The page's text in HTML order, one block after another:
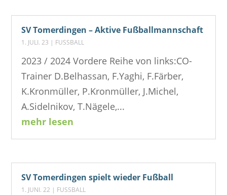
SV Tomerdingen – Aktive Fußballmannschaft
1. JULI. 23 | FUSSBALL
2023 / 2024 Vordere Reihe von links:CO-
Trainer D.Belhassan, F.Yaghi, F.Färber,
K.Kronmüller, P.Kronmüller, J.Michel,
A.Sidelnikov, T.Nägele,...
mehr lesen
SV Tomerdingen spielt wieder Fußball
1. JUNI. 22 | FUSSBALL